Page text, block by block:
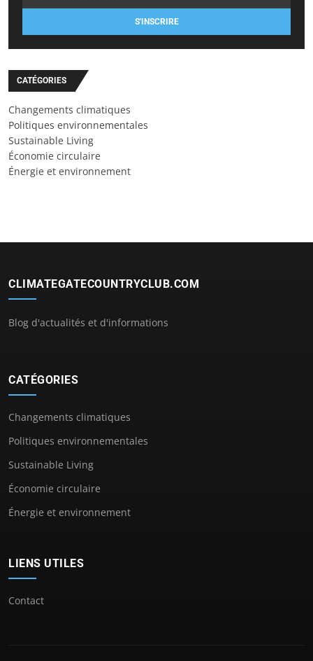
S'INSCRIRE
CATÉGORIES
Changements climatiques
Politiques environnementales
Sustainable Living
Économie circulaire
Énergie et environnement
CLIMATEGATECOUNTRYCLUB.COM
Blog d'actualités et d'informations
CATÉGORIES
Changements climatiques
Politiques environnementales
Sustainable Living
Économie circulaire
Énergie et environnement
LIENS UTILES
Contact